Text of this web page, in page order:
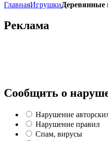
ГлавнаяИгрушки
Реклама
Сообщить о
Нарушение
Нарушение правил
Спам, вирусы